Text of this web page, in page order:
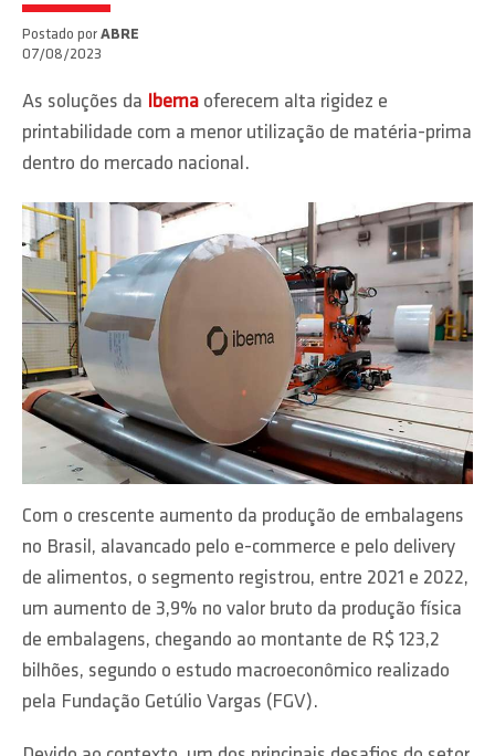
Postado por ABRE
07/08/2023
As soluções da Ibema oferecem alta rigidez e
printabilidade com a menor utilização de matéria-prima
dentro do mercado nacional.
Com o crescente aumento da produção de embalagens
no Brasil, alavancado pelo e-commerce e pelo delivery
de alimentos, o segmento registrou, entre 2021 e 2022,
um aumento de 3,9% no valor bruto da produção física
de embalagens, chegando ao montante de R$ 123,2
bilhões, segundo o estudo macroeconômico realizado
pela Fundação Getúlio Vargas (FGV).